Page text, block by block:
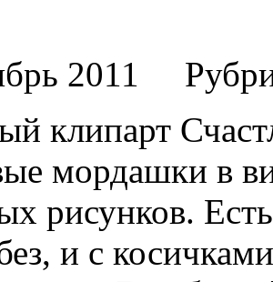
2011
клипарт
мордашки в
рисунков.
и с